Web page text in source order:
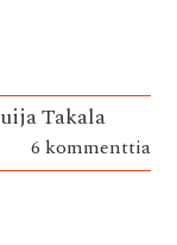
Takala
6 kommenttia